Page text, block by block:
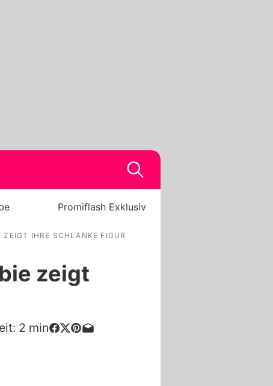
Promiflash Exklusiv
IHRE SCHLANKE FIGUR
zeigt
2 min